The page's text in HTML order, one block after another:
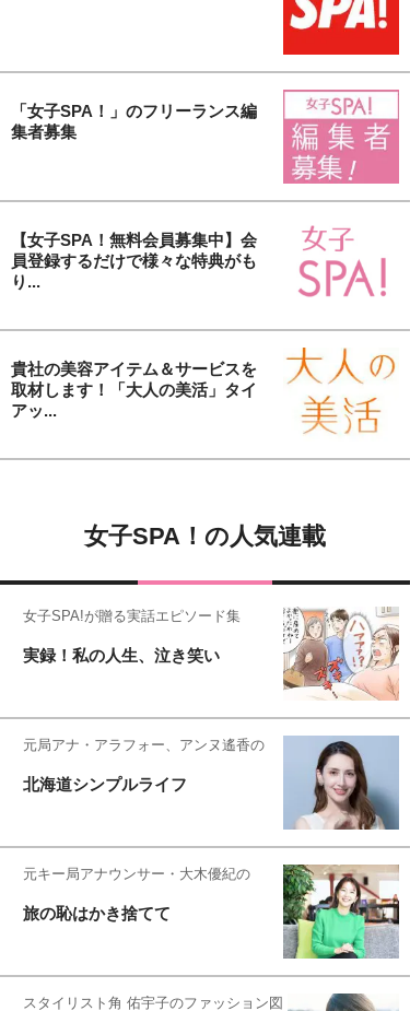
「女子SPA！」のフリーランス編
集者募集
【女子SPA！無料会員募集中】会
員登録するだけで様々な特典がも
り...
貴社の美容アイテム＆サービスを
取材します！「大人の美活」タイ
アッ...
女子SPA！の人気連載
女子SPA!が贈る実話エピソード集
実録！私の人生、泣き笑い
元局アナ・アラフォー、アンヌ遙香の
北海道シンプルライフ
元キー局アナウンサー・大木優紀の
旅の恥はかき捨てて
スタイリスト角 佑宇子のファッション図